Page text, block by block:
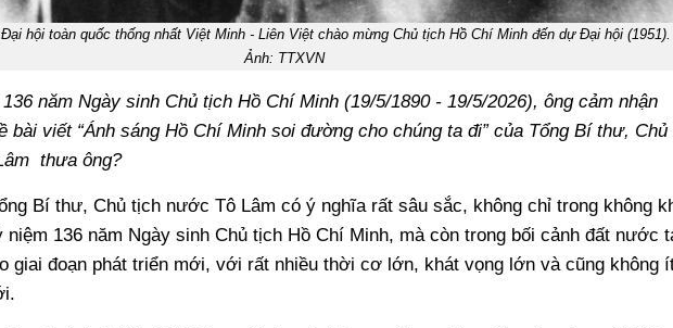
hội toàn quốc thống nhất Việt Minh - Liên Việt chào mừng Chủ tịch Hồ Chí Minh đến dự Đại hội (1951).
Ảnh: TTXVN
năm Ngày sinh Chủ tịch Hồ Chí Minh (19/5/1890 - 19/5/2026), ông cảm nhận
bài viết “Ánh sáng Hồ Chí Minh soi đường cho chúng ta đi” của Tổng Bí thư, Chủ
thưa ông?
Bí thư, Chủ tịch nước Tô Lâm có ý nghĩa rất sâu sắc, không chỉ trong không
niệm 136 năm Ngày sinh Chủ tịch Hồ Chí Minh, mà còn trong bối cảnh đất nước
giai đoạn phát triển mới, với rất nhiều thời cơ lớn, khát vọng lớn và cũng không